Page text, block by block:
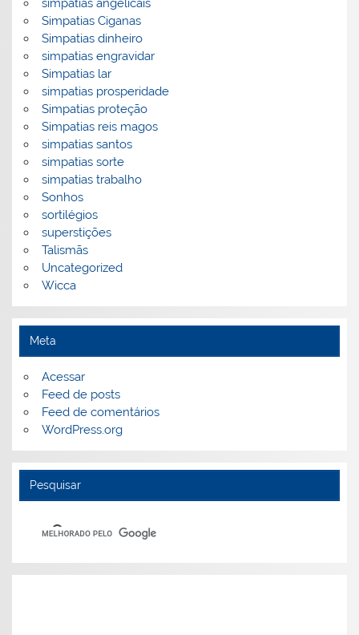
simpatias angelicais
Simpatias Ciganas
Simpatias dinheiro
simpatias engravidar
Simpatias lar
simpatias prosperidade
Simpatias proteção
Simpatias reis magos
simpatias santos
simpatias sorte
simpatias trabalho
Sonhos
sortilégios
superstições
Talismãs
Uncategorized
Wicca
Meta
Acessar
Feed de posts
Feed de comentários
WordPress.org
Pesquisar